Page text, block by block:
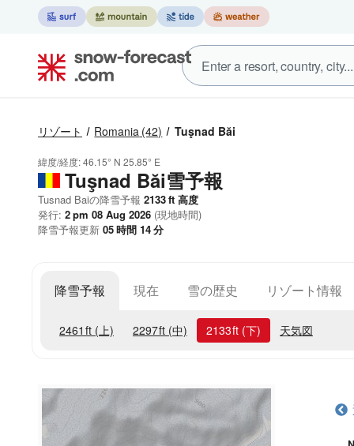
リゾート Romania (42) Tuşnad Băi
緯度/経度:46.15° N 25.85° E
Tuşnad Băi雪予報
Tusnad Baiの降雪予報 2133ft 高度
発行: 2 pm 08 Aug 2026 (現地時間)
降雪予報更新 05時間 14分
降雪予報 現在 雪の歴史 リゾート情報
2461 ft (上) 2297ft (中) 2133ft (下) 天気図